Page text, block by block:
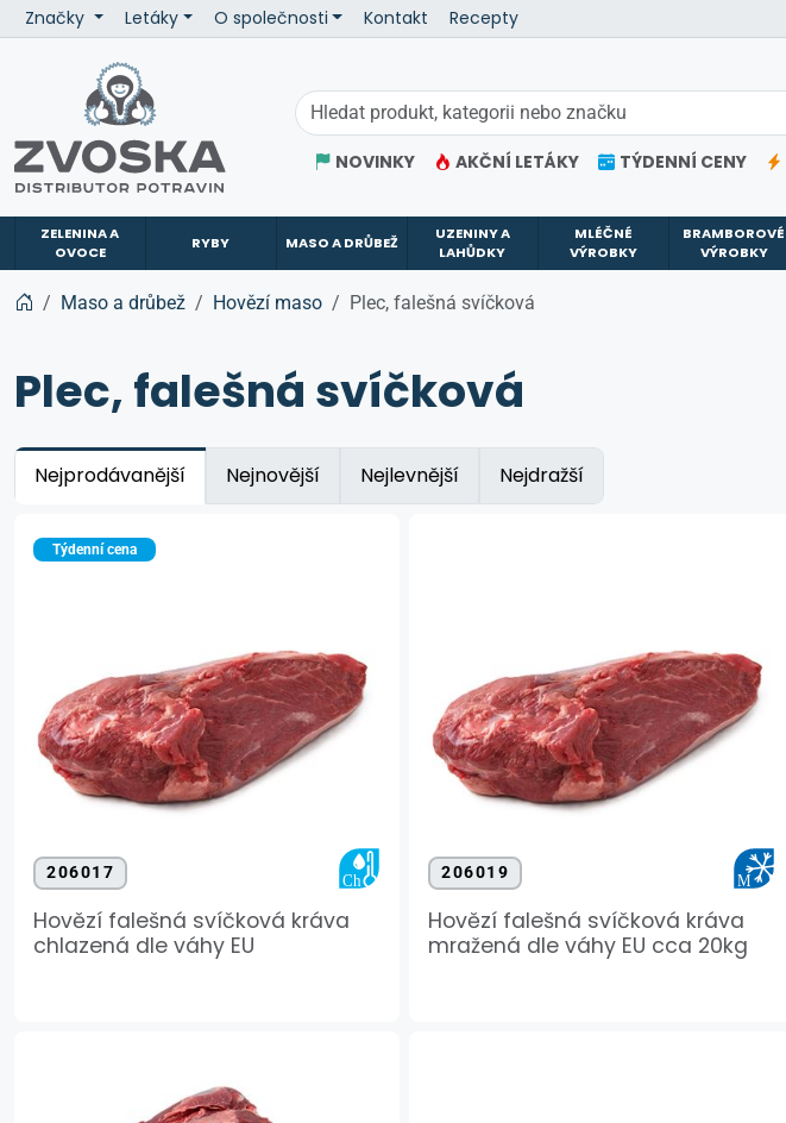
Značky Letáky O společnosti Kontakt Recepty
NOVINKY AKČNÍ LETÁKY TÝDENNÍ CENY
ZELENINA A
OVOCE
RYBY MASO A DRŮBEŽ
UZENINY A
LAHŮDKY
MLÉČNÉ
VÝROBKY
BRAMBOROVÉ
VÝROBKY
Maso a drůbež Hovězí maso Plec, falešná svíčková
Plec, falešná svíčková
Nejprodávanější Nejnovější Nejlevnější Nejdražší
Týdenní cena
206017
Hovězí falešná svíčková kráva
chlazená dle váhy EU
206019
Hovězí falešná svíčková kráva
mražená dle váhy EU cca 20kg